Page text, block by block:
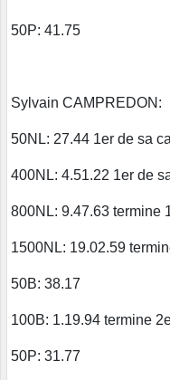
50P: 41.75
Sylvain CAMPREDON:
50NL: 27.44 1er de sa
400NL: 4.51.22 1er de
800NL: 9.47.63 termine
1500NL: 19.02.59
50B: 38.17
100B: 1.19.94 termine
50P: 31.77